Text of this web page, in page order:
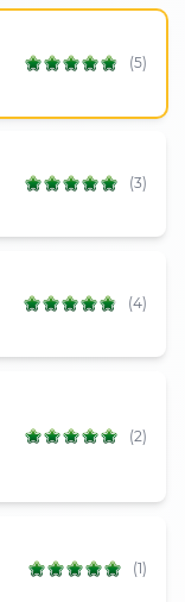
(5)
(3)
(4)
(2)
(1)